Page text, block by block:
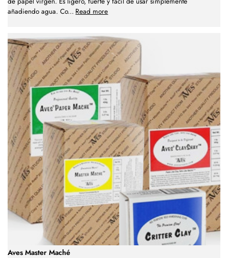
añadiendo agua. Co... Read more
Aves Master Maché